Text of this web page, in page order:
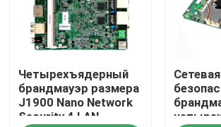
ПК OPS мини
двойной ПК lan мини
Четырехъядерный
брандмауэр размера
J1900 Nano Network
Security 4 LAN
Сетевая